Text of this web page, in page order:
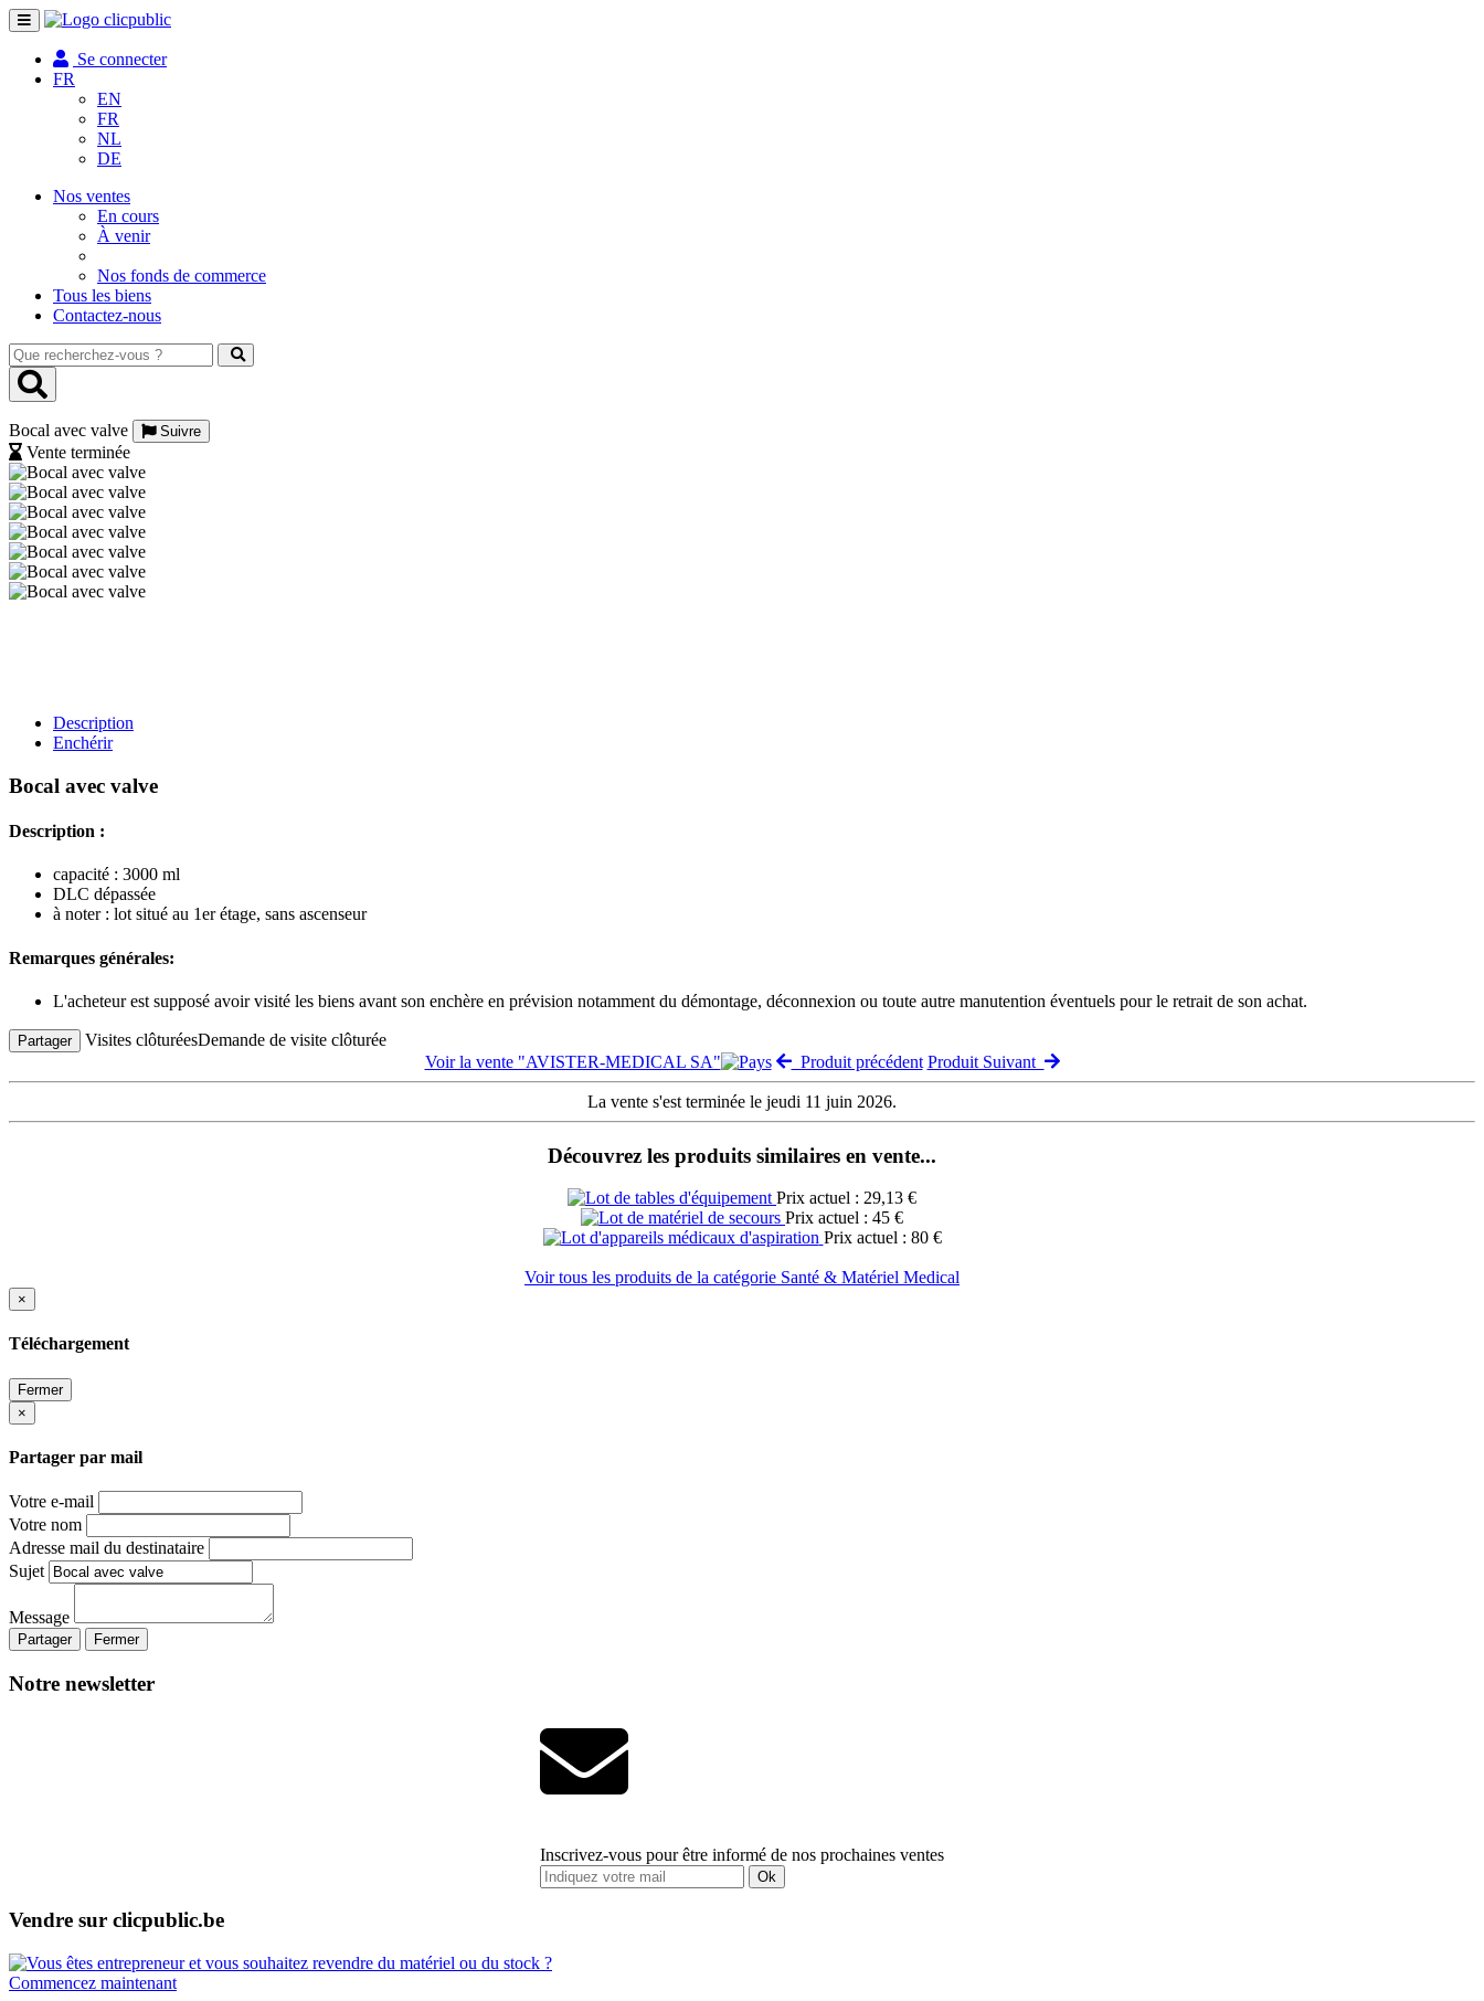
Toggle
navigation
Se connecter
FR
EN
FR
NL
DE
Nos ventes
En cours
À venir
Nos fonds de commerce
Tous les biens
Contactez-nous
Que
recherchez-
vous
Bocal avec valve
Suivre
Vente terminée
Description
Enchérir
Bocal avec valve
Description :
capacité : 3000 ml
DLC dépassée
à noter : lot situé au 1er étage, sans ascenseur
Remarques générales:
L'acheteur est supposé avoir visité les biens avant son enchère en prévision notamment du démontage, déconnexion ou toute autre manutention éventuels pour le retrait de son achat.
Partager Visites clôturéesDemande de visite clôturée
Voir la vente "AVISTER-MEDICAL SA"
Produit précédent Produit Suivant
La vente s'est terminée le jeudi 11 juin 2026.
Découvrez les produits similaires en vente...
Prix actuel : 29,13 €
Prix actuel : 45 €
Prix actuel : 80 €
Voir tous les produits de la catégorie Santé & Matériel Medical
×
Téléchargement
Fermer
×
Partager par mail
Votre e-mail
Votre nom
Adresse mail du destinataire
Sujet
Message
Partager Fermer
Notre newsletter
Inscrivez-vous pour être informé de nos prochaines ventes
Ok
Vendre sur clicpublic.be
Commencez maintenant